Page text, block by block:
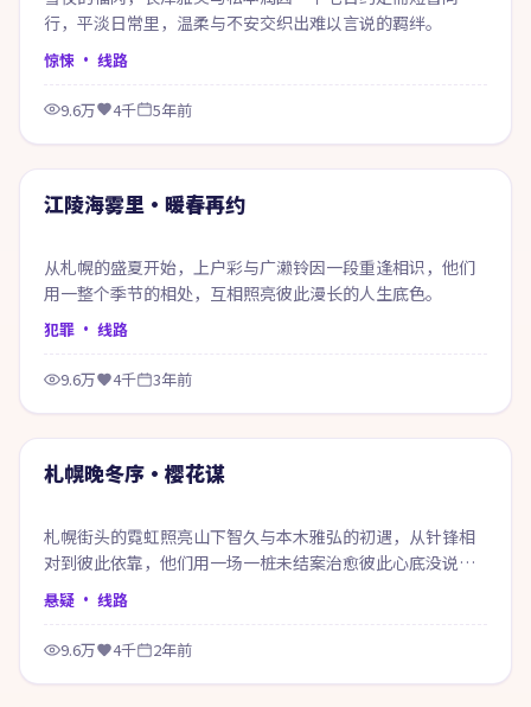
行，平淡日常里，温柔与不安交织出难以言说的羁绊。
惊悚 · 线路
9.6万 4千 5年前
精选
江陵海雾里·暖春再约
从札幌的盛夏开始，上户彩与广濑铃因一段重逢相识，他们
用一整个季节的相处，互相照亮彼此漫长的人生底色。
犯罪 · 线路
9.6万 4千 3年前
精选
札幌晚冬序·樱花谋
札幌街头的霓虹照亮山下智久与本木雅弘的初遇，从针锋相
对到彼此依靠，他们用一场一桩未结案治愈彼此心底没说出
口的话。
悬疑 · 线路
9.6万 4千 2年前